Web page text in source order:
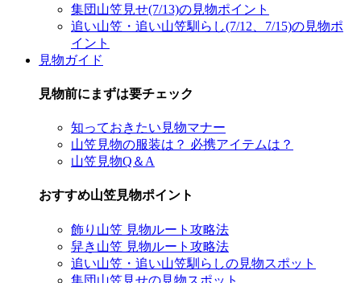
集団山笠見せ(7/13)の見物ポイント
追い山笠・追い山笠馴らし(7/12、7/15)の見物ポ
イント
見物ガイド
見物前にまずは要チェック
知っておきたい見物マナー
山笠見物の服装は？ 必携アイテムは？
山笠見物Q＆A
おすすめ山笠見物ポイント
飾り山笠 見物ルート攻略法
舁き山笠 見物ルート攻略法
追い山笠・追い山笠馴らしの見物スポット
集団山笠見せの見物スポット